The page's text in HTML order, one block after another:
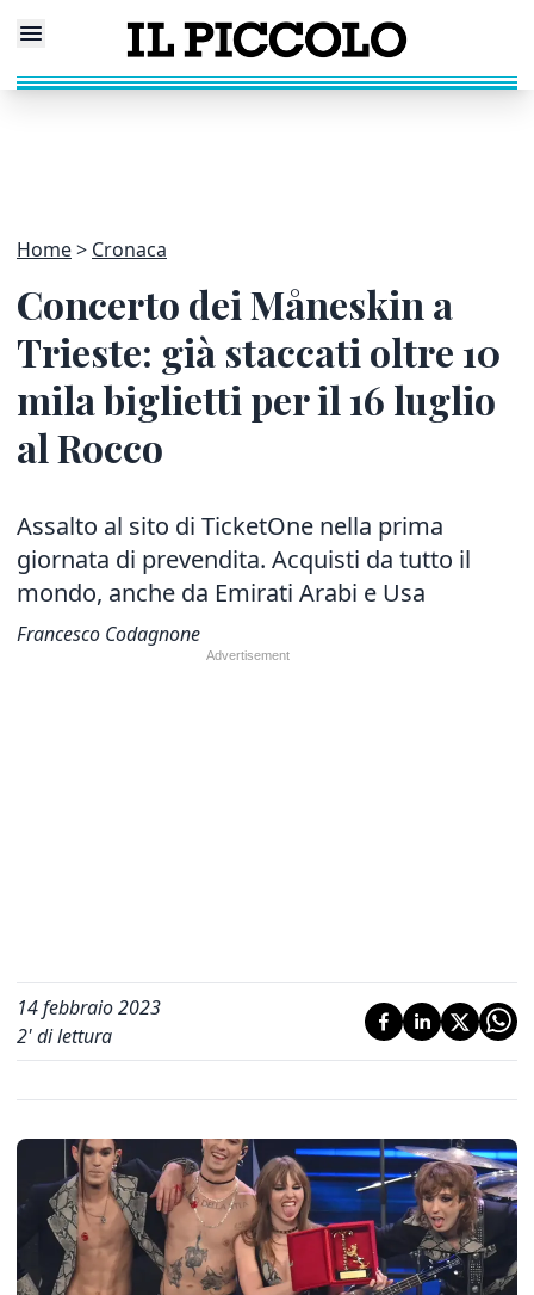
Home Cronaca
Concerto dei Måneskin a
Trieste: già staccati oltre 10
mila biglietti per il 16 luglio
al Rocco
Assalto al sito di TicketOne nella prima
giornata di prevendita. Acquisti da tutto il
mondo, anche da Emirati Arabi e Usa
Francesco Codagnone
14 febbraio 2023
2' di lettura